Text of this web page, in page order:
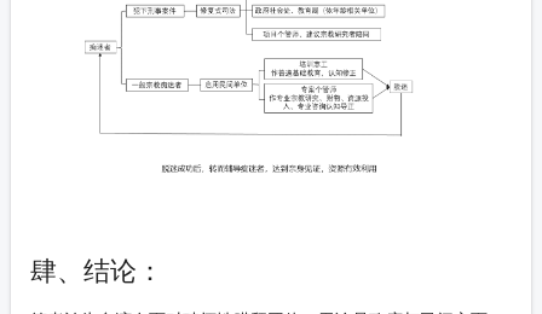
肆、结论：